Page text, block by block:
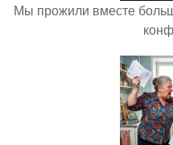
Мы прожили вместе